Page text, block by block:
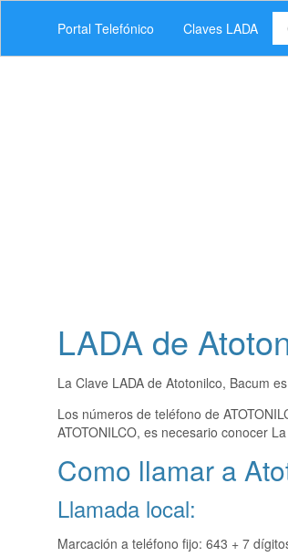
Portal Telefónico Claves LADA
LADA de
La Clave LADA de Atotonilco, Bacum es
Los números de teléfono de
ATOTONILCO, es necesario conocer
Como llamar a
Llamada local:
Marcación a teléfono fijo: 643 + 7